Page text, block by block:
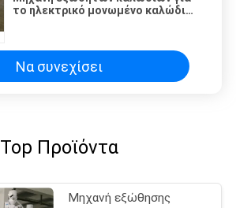
το ηλεκτρικό μονωμένο καλώδιο
Να συνεχίσει
Top Προϊόντα
Μηχανή εξώθησης